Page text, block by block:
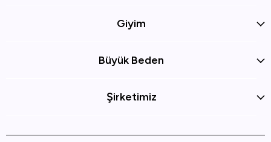
Giyim
Büyük Beden
Şirketimiz